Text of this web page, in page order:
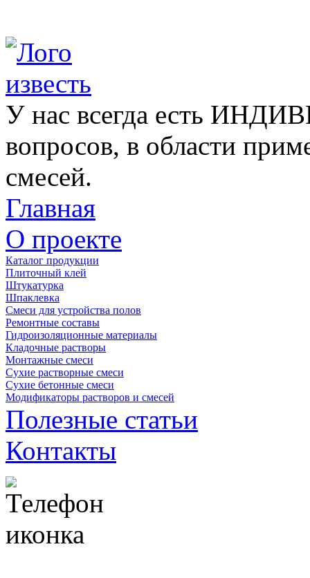
У нас всегда есть
вопросов, в области
смесей.
Главная
О проекте
Каталог продукции
Плиточный клей
Штукатурка
Шпаклевка
Смеси для устройства полов
Ремонтные составы
Гидроизоляционные материалы
Кладочные растворы
Монтажные смеси
Сухие растворные смеси
Сухие бетонные смеси
Модификаторы растворов и смесей
Полезные статьи
Контакты